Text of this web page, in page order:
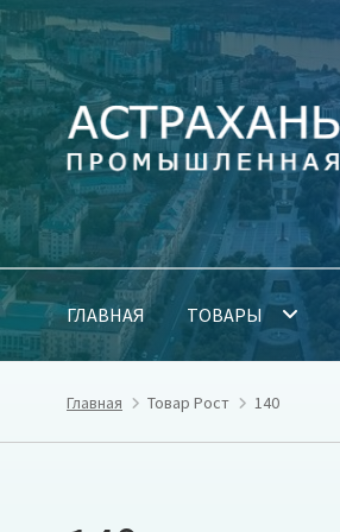
Перейти
к
навигации
Перейти
к
содержимому
ГЛАВНАЯ ТОВАРЫ
Главная Товар Рост 140